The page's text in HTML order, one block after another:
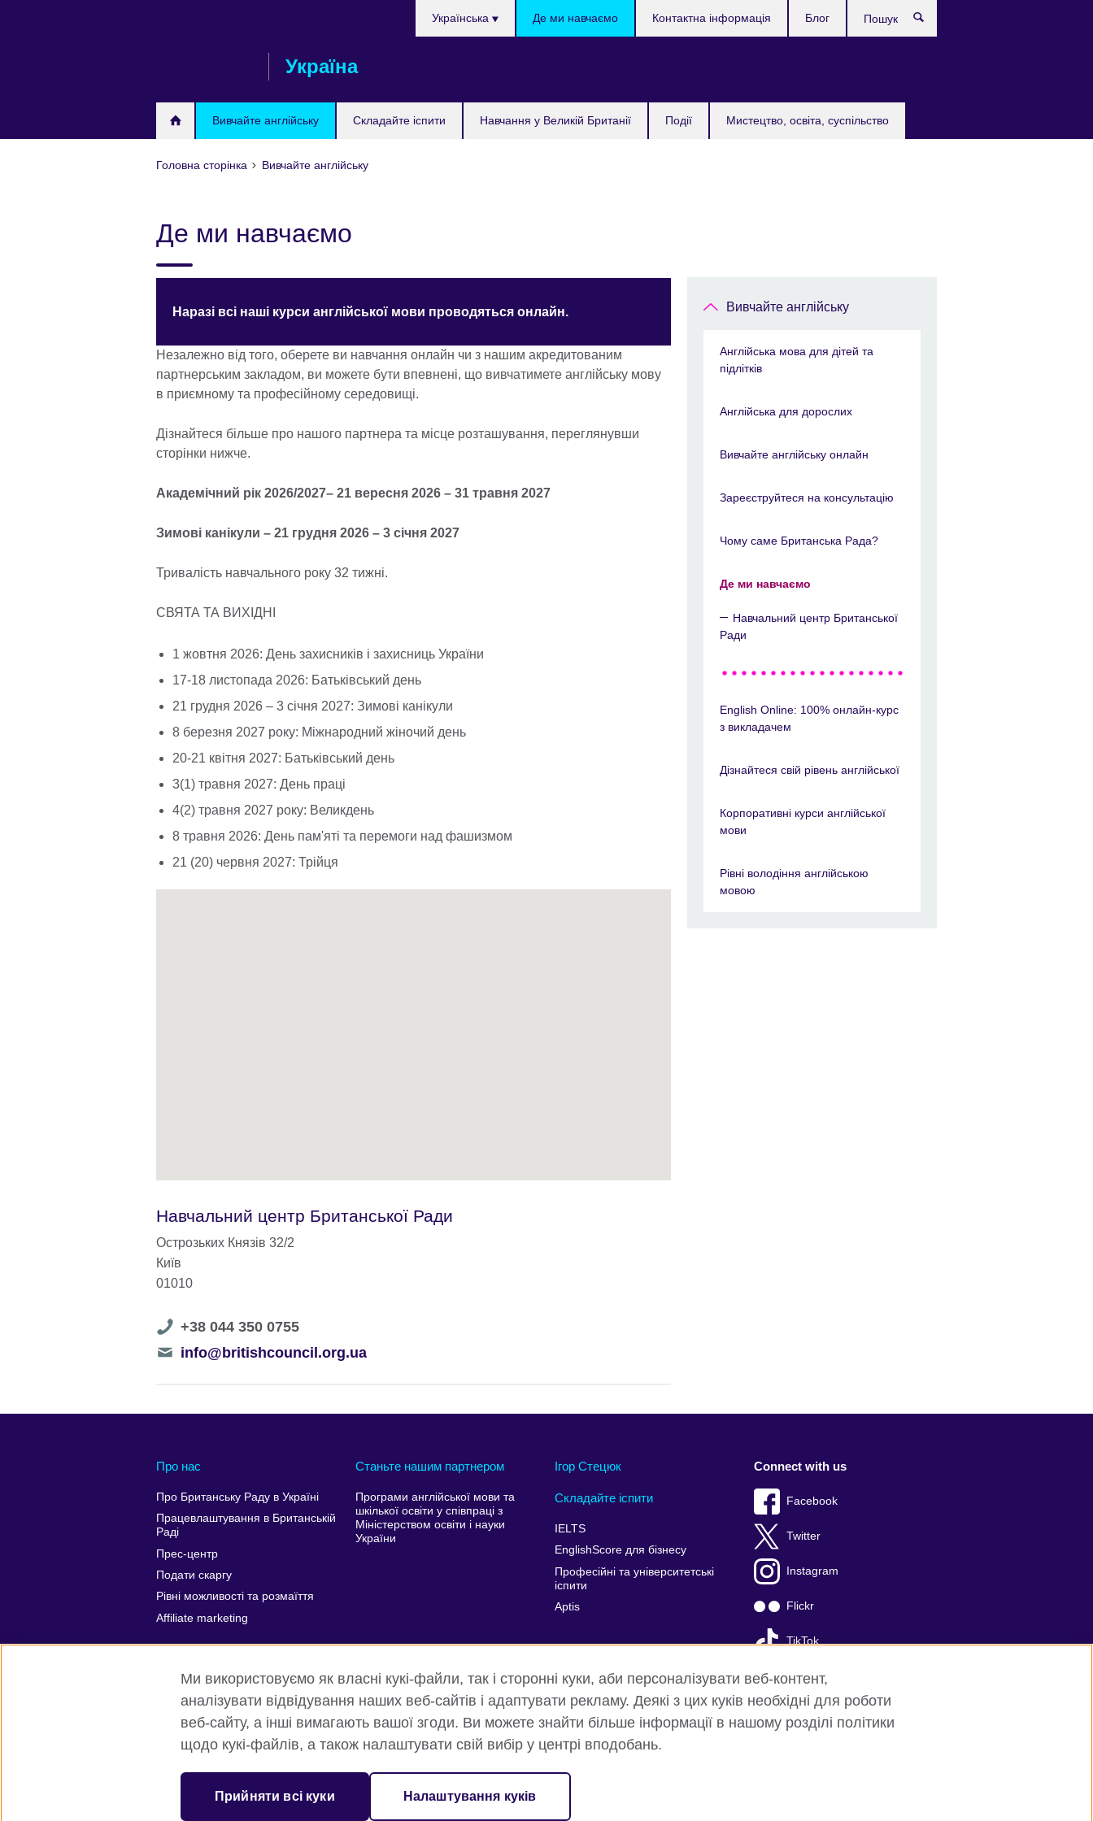
Україна
Вивчайте англійську Складайте іспити Навчання у Великій Британії Події Мистецтво, освіта, суспільство
Українська Де ми навчаємо Контактна інформація Блог
Головна сторінка Вивчайте англійську
Де ми навчаємо
Наразі всі наші курси англійської мови проводяться онлайн.
Незалежно від того, оберете ви навчання онлайн чи з нашим акредитованим
партнерським закладом, ви можете бути впевнені, що вивчатимете англійську мову
в приємному та професійному середовищі.
Дізнайтеся більше про нашого партнера та місце розташування, переглянувши
сторінки нижче.
Академічний рік 2026/2027– 21 вересня 2026 – 31 травня 2027
Зимові канікули – 21 грудня 2026 – 3 січня 2027
Тривалість навчального року 32 тижні.
СВЯТА ТА ВИХІДНІ
1 жовтня 2026: День захисників і захисниць України
17-18 листопада 2026: Батьківський день
21 грудня 2026 – 3 січня 2027: Зимові канікули
8 березня 2027 року: Міжнародний жіночий день
20-21 квітня 2027: Батьківський день
3(1) травня 2027: День праці
4(2) травня 2027 року: Великдень
8 травня 2026: День пам'яті та перемоги над фашизмом
21 (20) червня 2027: Трійця
Навчальний центр Британської Ради
Острозьких Князів 32/2
Київ
01010
Telephone
number
+38 044 350 0755
Telephone
info@britishcouncil.org.ua
Вивчайте англійську
Англійська мова для дітей та
підлітків
Англійська для дорослих
Вивчайте англійську онлайн
Зареєструйтеся на консультацію
Чому саме Британська Рада?
Де ми навчаємо
Навчальний центр Британської
Ради
English Online: 100% онлайн-курс
з викладачем
Дізнайтеся свій рівень англійської
Корпоративні курси англійської
мови
Рівні володіння англійською
мовою
Про нас
Про Британську Раду в Україні
Працевлаштування в Британській
Раді
Прес-центр
Подати скаргу
Рівні можливості та розмаїття
Affiliate marketing
Станьте нашим партнером
Програми англійської мови та
шкілької освіти у співпраці з
Міністерством освіти і науки
України
Ігор Стецюк
Складайте іспити
IELTS
EnglishScore для бізнесу
Професійні та університетські
іспити
Aptis
Connect with us
Facebook
Twitter
Instagram
Flickr
TikTok
YouTube
Всесвітня Британська Рада Приватність та умови користування Карта сайту
© 2026 British Council
Ми використовуємо як власні кукі-файли, так і сторонні куки, аби персоналізувати веб-контент,
аналізувати відвідування наших веб-сайтів і адаптувати рекламу. Деякі з цих куків необхідні для роботи
веб-сайту, а інші вимагають вашої згоди. Ви можете знайти більше інформації в нашому розділі політики
щодо кукі-файлів, а також налаштувати свій вибір у центрі вподобань.
Прийняти всі куки Налаштування куків